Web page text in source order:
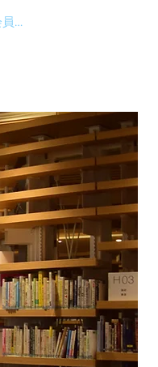
ログイン